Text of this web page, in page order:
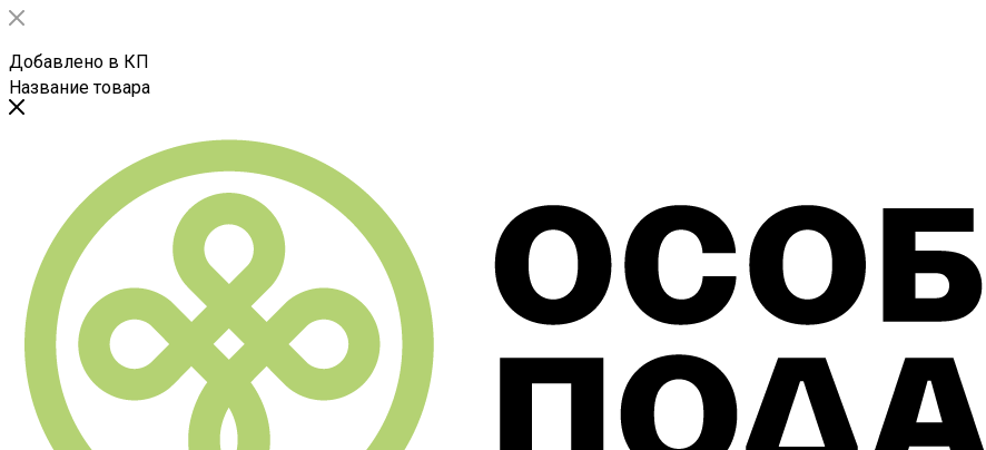
Добавлено в КП
Название товара